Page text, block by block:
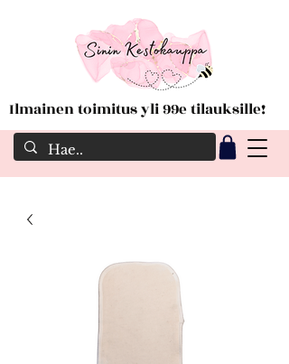
Ilmainen toimitus yli 99e tilauksille!